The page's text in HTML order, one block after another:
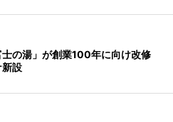
士の湯」が創業100年に向け改修
新設